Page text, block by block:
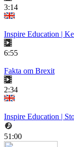
3:14
Inspire Education |
6:55
Fakta om Brexit
2:34
Inspire Education |
51:00